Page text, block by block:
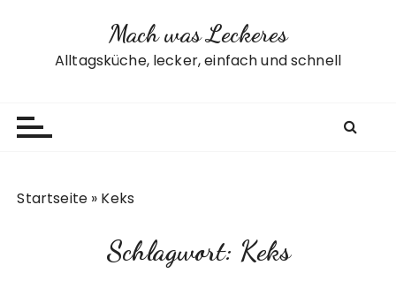
Mach was Leckeres
Alltagsküche, lecker, einfach und schnell
Startseite » Keks
Schlagwort: Keks